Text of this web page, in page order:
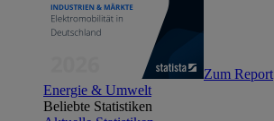
Zum Report
Energie & Umwelt
Beliebte Statistiken